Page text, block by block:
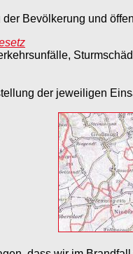
Bevölkerung und
der jeweiligen